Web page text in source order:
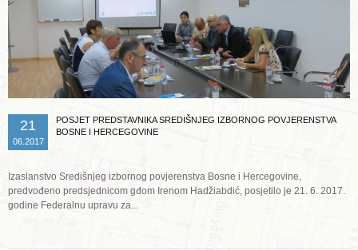
21
06.2017
POSJET PREDSTAVNIKA SREDIŠNJEG IZBORNOG POVJERENSTVA
BOSNE I HERCEGOVINE
Izaslanstvo Središnjeg izbornog povjerenstva Bosne i Hercegovine,
predvođeno predsjednicom gđom Irenom Hadžiabdić, posjetilo je 21. 6. 2017.
godine Federalnu upravu za...